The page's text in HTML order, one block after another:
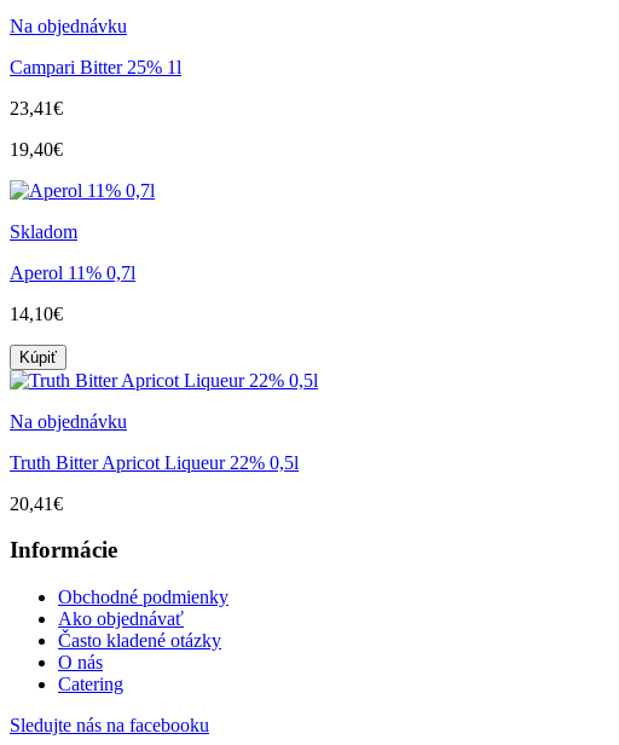
Na objednávku
Campari Bitter 25% 1l
23,41€
19,40€
Skladom
Aperol 11% 0,7l
14,10€
Kúpiť
Na objednávku
Truth Bitter Apricot Liqueur 22% 0,5l
20,41€
Informácie
Obchodné podmienky
Ako objednávať
Často kladené otázky
O nás
Catering
Sledujte nás na facebooku